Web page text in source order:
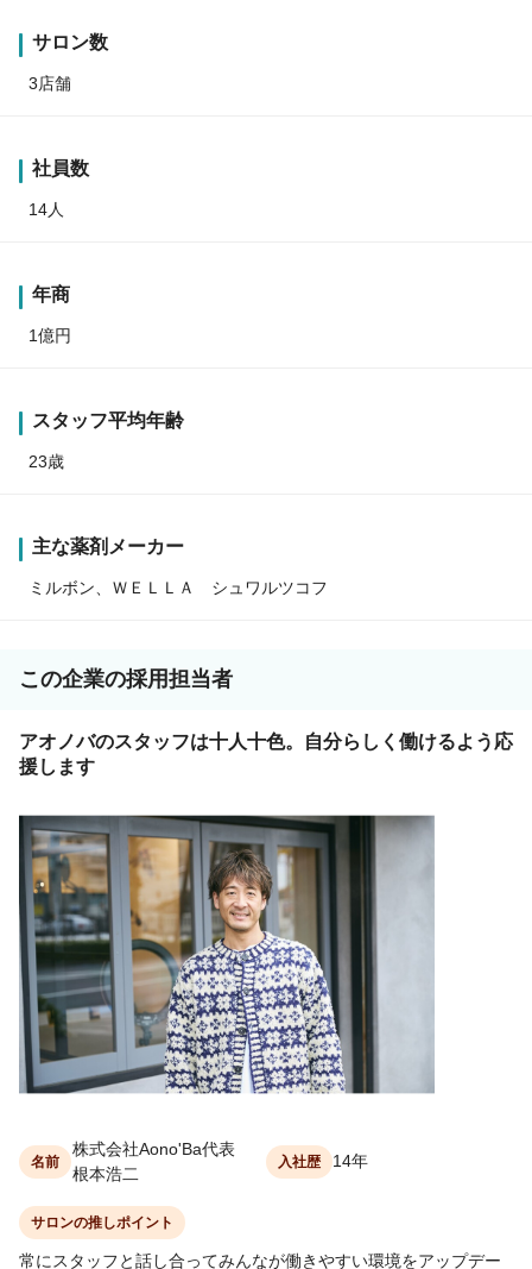
サロン数
3店舗
社員数
14人
年商
1億円
スタッフ平均年齢
23歳
主な薬剤メーカー
ミルボン、ＷＥＬＬＡ シュワルツコフ
この企業の採用担当者
アオノバのスタッフは十人十色。自分らしく働けるよう応
援します
名前
株式会社Aono'Ba代表
根本浩二
入社歴 14年
サロンの推しポイント
常にスタッフと話し合ってみんなが働きやすい環境をアップデー